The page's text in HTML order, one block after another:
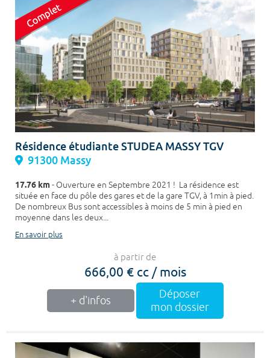
Résidence étudiante STUDEA MASSY TGV
91300 Massy
17.76 km- Ouverture en Septembre 2021 ! La résidence est
située en face du pôle des gares et de la gare TGV, à 1min à pied.
De nombreux Bus sont accessibles à moins de 5 min à pied en
moyenne dans les deux...
En savoir plus
à partir de
666,00 € cc / mois
+ d'infos
Déposer
mon dossier